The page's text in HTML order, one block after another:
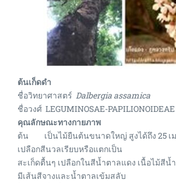
ต้นเก็ดดำ
ชื่อวิทยาศาสตร์ Dalbergia assamica
ชื่อวงศ์ LEGUMINOSAE-PAPILIONOIDEAE
คุณลักษณะทางกายภาพ
ต้น เป็นไม้ยืนต้นขนาดใหญ่ สูงได้ถึง 25 เม
เปลือกสีนวลเรียบหรือแตกเป็น
สะเก็ดตื้นๆ เปลือกในสีน้ำตาลแดง เนื้อไม้สีน้
มีเส้นสีจางและน้ำตาลเข้มสลับ